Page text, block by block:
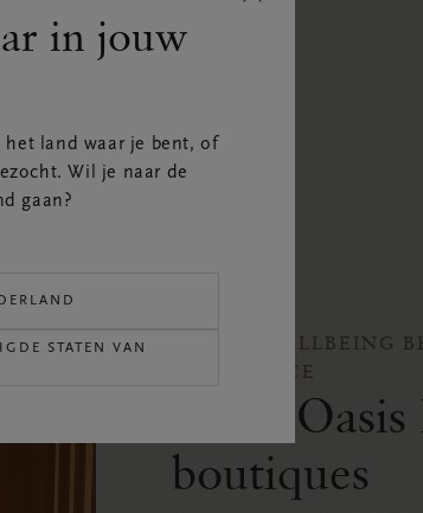
in jouw
het land waar je bent, of
Wil je naar de
gaan?
OP RITUALS NEDERLAND
WHERE WELLBEING
EXPERIENCE
Mind
boutiques